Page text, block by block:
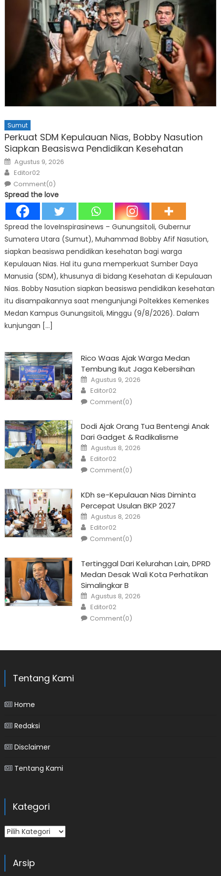
Sumut
Perkuat SDM Kepulauan Nias, Bobby Nasution
Siapkan Beasiswa Pendidikan Kesehatan
Posted
on
Agustus 9, 2026
Author
Editor02
Comment(0)
Spread the love
Spread the loveInspirasinews – Gunungsitoli, Gubernur
Sumatera Utara (Sumut), Muhammad Bobby Afif Nasution,
siapkan beasiswa pendidikan kesehatan bagi warga
Kepulauan Nias. Hal itu guna memperkuat Sumber Daya
Manusia (SDM), khusunya di bidang Kesehatan di Kepulauan
Nias. Bobby Nasution siapkan beasiswa pendidikan kesehatan
itu disampaikannya saat mengunjungi Poltekkes Kemenkes
Medan Kampus Gunungsitoli, Minggu (9/8/2026). Dalam
kunjungan […]
Rico Waas Ajak Warga Medan
Tembung Ikut Jaga Kebersihan
Posted
on
Agustus 9, 2026
Author
Editor02
Comment(0)
Dodi Ajak Orang Tua Bentengi Anak
Dari Gadget & Radikalisme
Posted
on
Agustus 8, 2026
Author
Editor02
Comment(0)
KDh se-Kepulauan Nias Diminta
Percepat Usulan BKP 2027
Posted
on
Agustus 8, 2026
Author
Editor02
Comment(0)
Tertinggal Dari Kelurahan Lain, DPRD
Medan Desak Wali Kota Perhatikan
Simalingkar B
Posted
on
Agustus 8, 2026
Author
Editor02
Comment(0)
Tentang Kami
Home
Redaksi
Disclaimer
Tentang Kami
Kategori
Kategori
Arsip